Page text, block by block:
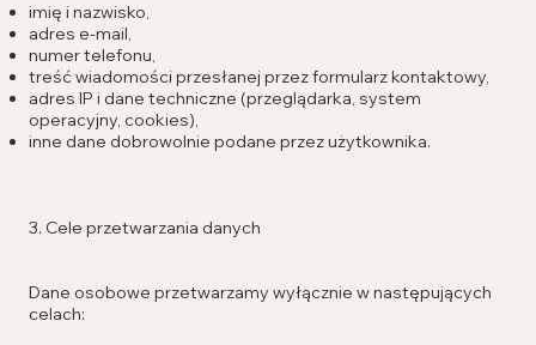
imię i nazwisko,
adres e-mail,
numer telefonu,
treść wiadomości przesłanej przez formularz kontaktowy,
adres IP i dane techniczne (przeglądarka, system
operacyjny, cookies),
inne dane dobrowolnie podane przez użytkownika.
3. Cele przetwarzania danych
Dane osobowe przetwarzamy wyłącznie w następujących
celach: